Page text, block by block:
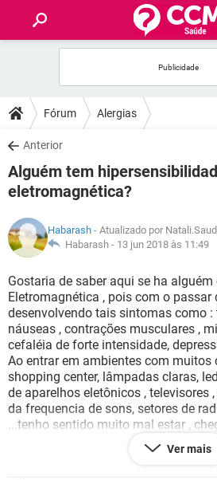
FÓRUM
SAÚDE
FAMÍLIA
NUTRIÇÃO
SEXUALIDADE
GLOSSÁRIO
Fórum Alergias
Anterior
Alguém tem
eletromagnética?
Habarash - Atualizado por
Habarash - 13 jun 2018 às 11:49
Gostaria de saber aqui se ha
Eletromagnética , pois com o passar
desenvolvendo tais sintomas como
náuseas , contrações musculares ,
cefaléia de forte intensidade,
Ao entrar em ambientes com muitos
shopping center, lâmpadas claras,
de aparelhos eletônicos , televisores
da frequencia de sons, setores de
...tenho sentido muito mal estar ,
impossibilitar de entrar em
nem sindrome de pânico, não tenho
Ver mais